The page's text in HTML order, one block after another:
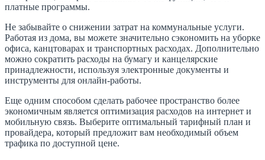
платные программы.
Не забывайте о снижении затрат на коммунальные услуги.
Работая из дома, вы можете значительно сэкономить на уборке
офиса, канцтоварах и транспортных расходах. Дополнительно
можно сократить расходы на бумагу и канцелярские
принадлежности, используя электронные документы и
инструменты для онлайн-работы.
Еще одним способом сделать рабочее пространство более
экономичным является оптимизация расходов на интернет и
мобильную связь. Выберите оптимальный тарифный план и
провайдера, который предложит вам необходимый объем
трафика по доступной цене.